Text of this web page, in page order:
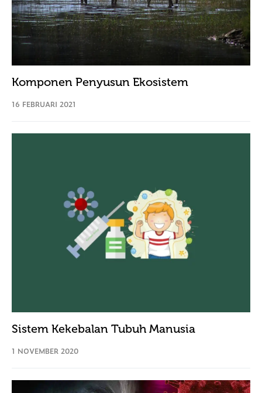
Komponen Penyusun Ekosistem
16 FEBRUARI 2021
Sistem Kekebalan Tubuh Manusia
1 NOVEMBER 2020